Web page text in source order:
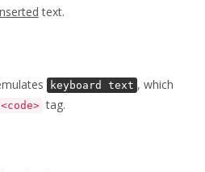
text.
keyboard text , which
<code> tag.